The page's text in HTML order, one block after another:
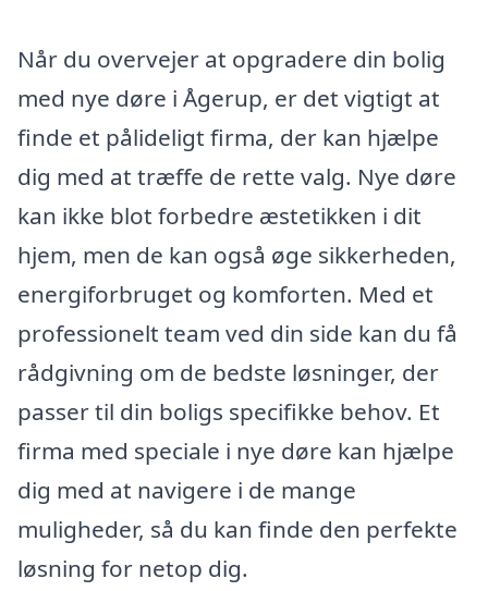
Når du overvejer at opgradere din bolig
med nye døre i Ågerup, er det vigtigt at
finde et pålideligt firma, der kan hjælpe
dig med at træffe de rette valg. Nye døre
kan ikke blot forbedre æstetikken i dit
hjem, men de kan også øge sikkerheden,
energiforbruget og komforten. Med et
professionelt team ved din side kan du få
rådgivning om de bedste løsninger, der
passer til din boligs specifikke behov. Et
firma med speciale i nye døre kan hjælpe
dig med at navigere i de mange
muligheder, så du kan finde den perfekte
løsning for netop dig.